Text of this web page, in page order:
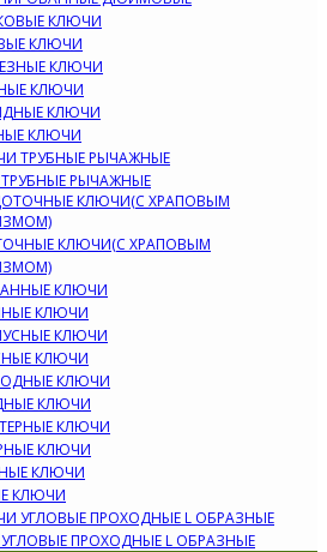
КЛЮЧИ
КЛЮЧИ
КЛЮЧИ
РЫЧАЖНЫЕ
КЛЮЧИ(С ХРАПОВЫМ
КЛЮЧИ
КЛЮЧИ
КЛЮЧИ
КЛЮЧИ
КЛЮЧИ
ПРОХОДНЫЕ L ОБРАЗНЫЕ